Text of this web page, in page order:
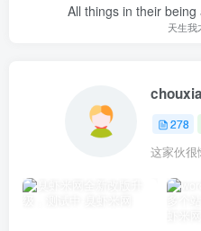
All things in their
天生我
278
这家伙很